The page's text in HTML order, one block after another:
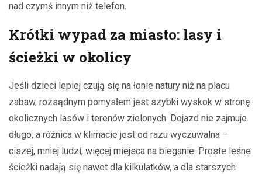
nad czymś innym niż telefon.
Krótki wypad za miasto: lasy i
ścieżki w okolicy
Jeśli dzieci lepiej czują się na łonie natury niż na placu
zabaw, rozsądnym pomysłem jest szybki wyskok w stronę
okolicznych lasów i terenów zielonych. Dojazd nie zajmuje
długo, a różnica w klimacie jest od razu wyczuwalna –
ciszej, mniej ludzi, więcej miejsca na bieganie. Proste leśne
ścieżki nadają się nawet dla kilkulatków, a dla starszych